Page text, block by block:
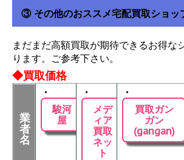
③ その他のおススメ宅配買取ショッ
まだまだ高額買取が期待できるお得な
ります。ご参考下さい。
◆買取価格
業
者
名
・
駿河
屋
・
メデ
ィア
買取
ネッ
ト
・
買取ガン
ガン
(gangan)